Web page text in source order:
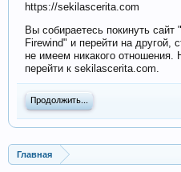
https://sekilascerita.com
Вы собираетесь покинуть
Firewind" и перейти на другой,
не имеем никакого
перейти к sekilascerita.com.
Продолжить...
Главная